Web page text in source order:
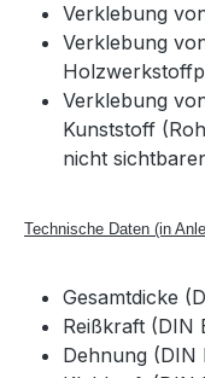
Verklebung
Verklebung
Verklebung
Kunststoff
nicht
Technische Daten (in
Gesamtdicke
Reißkraft (DIN
Dehnung (DIN